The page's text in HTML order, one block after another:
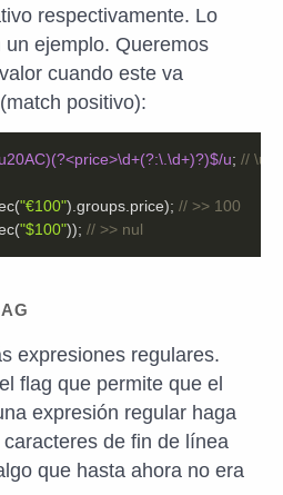
respectivamente. Lo
ejemplo. Queremos
cuando este va
positivo):
u; //
"€100").groups.price); // >> 100
"$100")); // >> nul
expresiones regulares.
flag que permite que el
expresión regular haga
de fin de línea
que hasta ahora no era